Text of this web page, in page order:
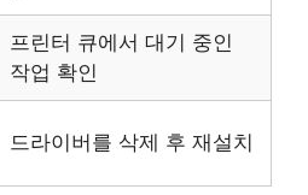
프린터 큐에서 대기 중인
작업 확인
드라이버를 삭제 후 재설치